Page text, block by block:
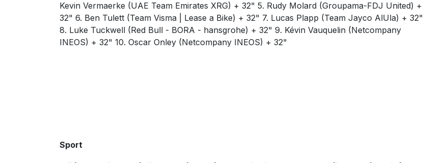
Kevin Vermaerke (UAE Team Emirates XRG) + 32" 5. Rudy Molard (Groupama-FDJ United) +
32" 6. Ben Tulett (Team Visma | Lease a Bike) + 32" 7. Lucas Plapp (Team Jayco AlUla) + 32"
8. Luke Tuckwell (Red Bull - BORA - hansgrohe) + 32" 9. Kévin Vauquelin (Netcompany
INEOS) + 32" 10. Oscar Onley (Netcompany INEOS) + 32"
Sport